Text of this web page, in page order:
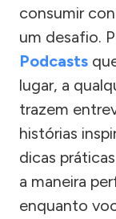
consumir
um desafio.
Podcasts
lugar, a
trazem
histórias
dicas
a maneira
enquanto